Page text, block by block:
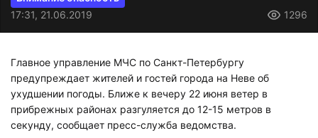
17:31, 21.06.2019
1296
Главное управление МЧС по Санкт-Петербургу
предупреждает жителей и гостей города на Неве об
ухудшении погоды. Ближе к вечеру 22 июня ветер в
прибрежных районах разгуляется до 12-15 метров в
секунду, сообщает пресс-служба ведомства.